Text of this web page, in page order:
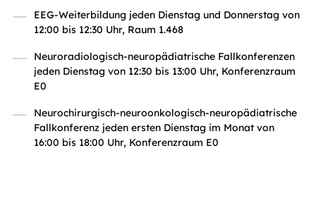
EEG-Weiterbildung jeden Dienstag und Donnerstag von
12:00 bis 12:30 Uhr, Raum 1.468
Neuroradiologisch-neuropädiatrische Fallkonferenzen
jeden Dienstag von 12:30 bis 13:00 Uhr, Konferenzraum
E0
Neurochirurgisch-neuroonkologisch-neuropädiatrische
Fallkonferenz jeden ersten Dienstag im Monat von
16:00 bis 18:00 Uhr, Konferenzraum E0